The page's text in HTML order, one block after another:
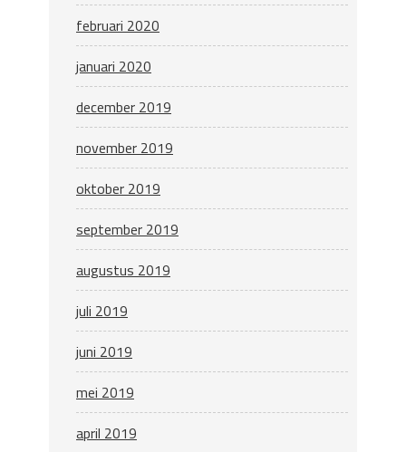
februari 2020
januari 2020
december 2019
november 2019
oktober 2019
september 2019
augustus 2019
juli 2019
juni 2019
mei 2019
april 2019